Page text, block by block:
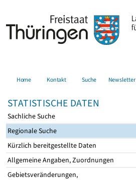
Home Kontakt Suche Newsletter
STATISTISCHE DATEN
Sachliche Suche
Regionale Suche
Kürzlich bereitgestellte Daten
Allgemeine Angaben, Zuordnungen
Gebietsveränderungen,